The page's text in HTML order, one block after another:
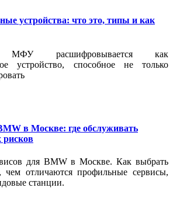
устройства: что это, типы и как
МФУ расшифровывается как
устройство, способное не только
в Москве: где обслуживать
для BMW в Москве. Как выбрать
чем отличаются профильные сервисы,
станции.